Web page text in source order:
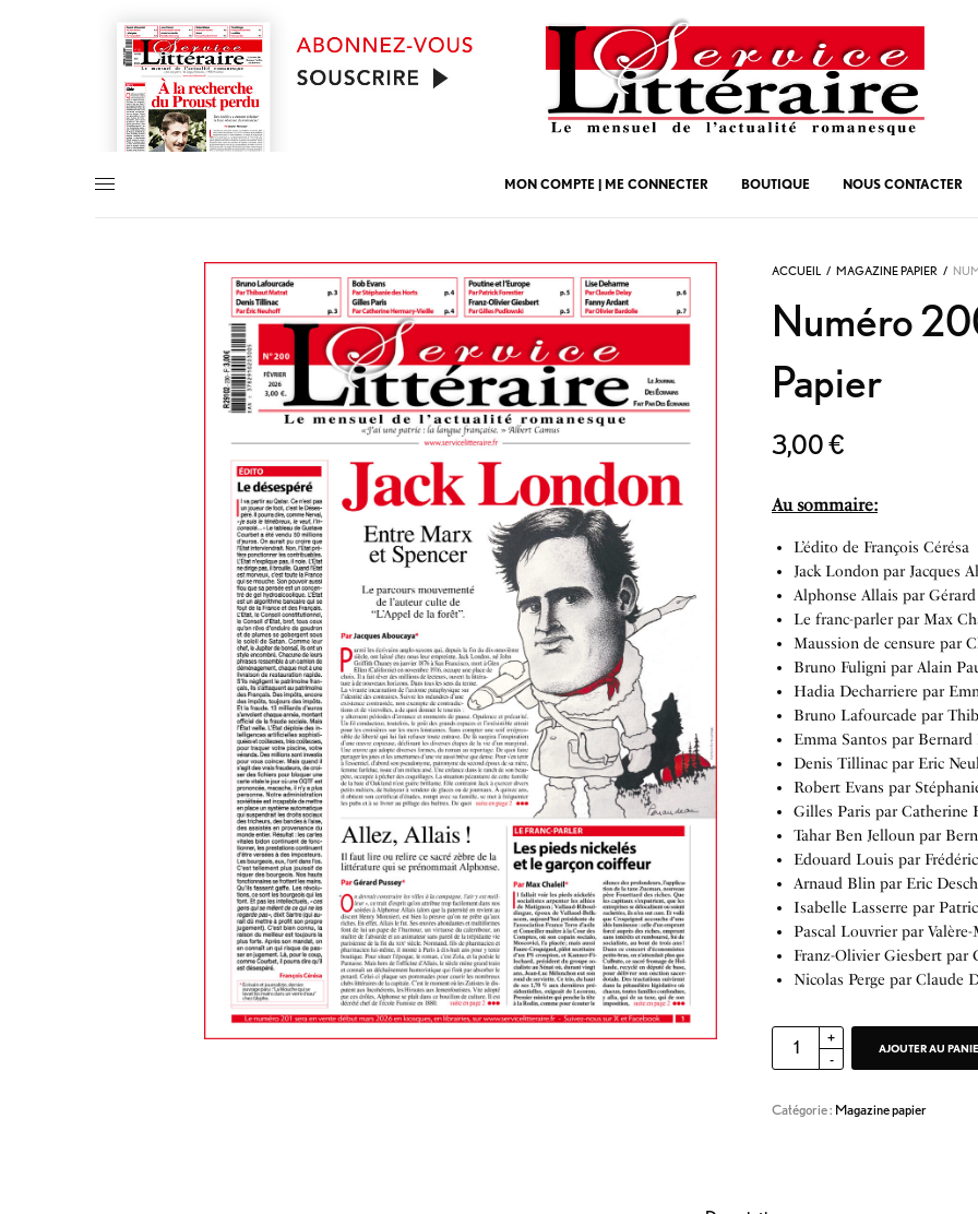
MON COMPTE | ME CONNECTER BOUTIQUE NOUS CONTACTER
ACCUEIL / MAGAZINE PAPIER /
Numéro
Papier
3,00€
Au sommaire:
L’édito de François Cérésa
Jack London par Jacques
Alphonse Allais par Gérard
Le franc-parler par Max
Maussion de censure par
Bruno Fuligni par Alain
Hadia Decharriere par
Bruno Lafourcade par
Emma Santos par
Denis Tillinac par Eric
Robert Evans par
Gilles Paris par Catherine
Tahar Ben Jelloun par
Edouard Louis par
Arnaud Blin par Eric
Isabelle Lasserre par
Pascal Louvrier par
Franz-Olivier Giesbert par
Nicolas Perge par Claude
AJOUTER AU
Catégorie : Magazine papier